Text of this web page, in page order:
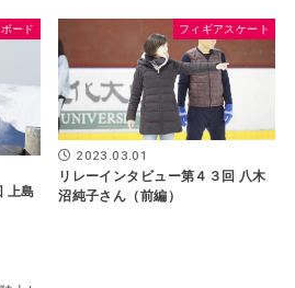
ード
上島
フィギアスケート
2023.03.01
リレーインタビュー第４３回 八木
沼純子さん（前編）